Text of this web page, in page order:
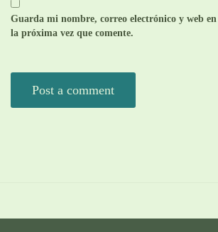
Guarda mi nombre, correo electrónico y web en
la próxima vez que comente.